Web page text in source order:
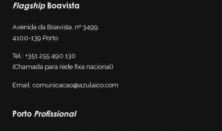
Flagship Boavista
Avenida da Boavista, nº 3499
4100-139 Porto
Tel.: +351 255 490 130
(Chamada para rede fixa nacional)
Email: comunicacao@azulaico.com
Porto Profissional